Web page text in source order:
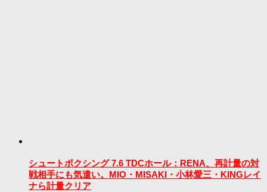
シュートボクシング 7.6 TDCホール：RENA、再計量の対
戦相手にも気遣い。MIO・MISAKI・小林愛三・KINGレイ
ナら計量クリア